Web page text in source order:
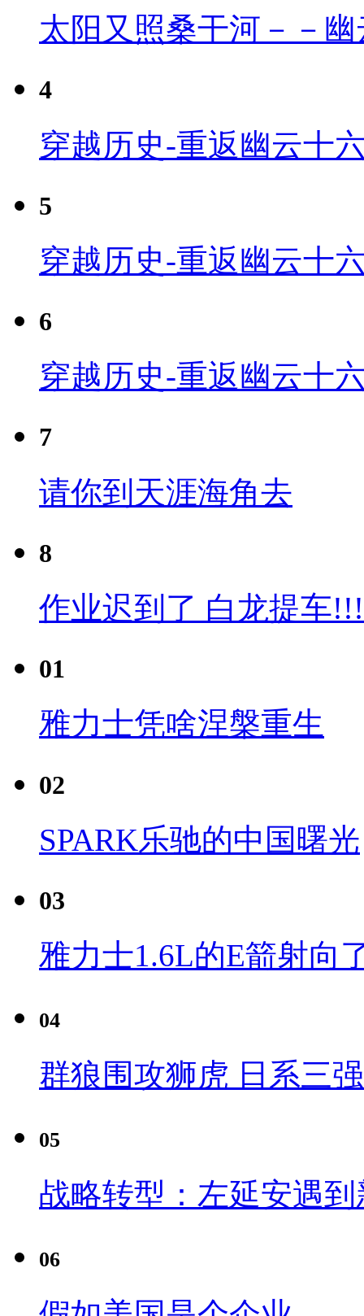
太阳又照桑干河－－
4
穿越历史-重返幽云十
5
穿越历史-重返幽云十
6
穿越历史-重返幽云十
7
请你到天涯海角去
8
作业迟到了 白龙提车
01
雅力士凭啥涅槃重生
02
SPARK乐驰的中国曙光
03
雅力士1.6L的E箭射向
04
群狼围攻狮虎 日系三
05
战略转型：左延安遇
06